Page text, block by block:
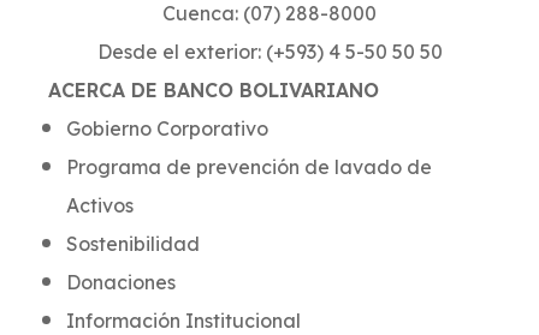
ACERCA DE BANCO BOLIVARIANO
Gobierno Corporativo
Programa de prevención de lavado de
Activos
Sostenibilidad
Donaciones
Información Institucional
Cuenca: (07) 288-8000
Desde el exterior: (+593) 4 5-50 50 50